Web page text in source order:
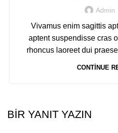
Admin
Vivamus enim sagittis
aptent suspendisse cras
rhoncus laoreet dui
CONTINUE
BIR YANIT YAZIN